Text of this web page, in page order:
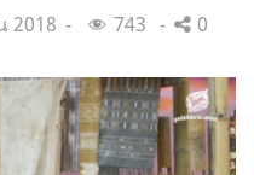
2018 743 0